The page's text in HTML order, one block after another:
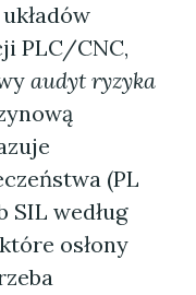
PLC/CNC,
audyt ryzyka
(PL
SIL według
osłony